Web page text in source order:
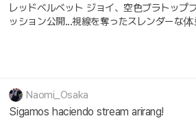
レッドベルベット ジョイ、空色ブラトップ
ッション公開...視線を奪ったスレンダーな
Naomi_Osaka
Sigamos haciendo stream arirang!